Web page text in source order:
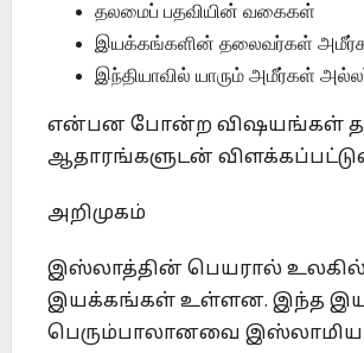
தலமைப் பதவியின் வகைகள்
இயக்கங்களின் தலைவர்கள்
இந்தியாவில் யாரும் அமீர்கள்
என்பன போன்ற விஷயங்கள்
ஆதாரங்களுடன்
அறிமுகம்
இஸ்லாத்தின் பெயரால்
இயக்கங்கள் உள்ளன. இந்த
பெரும்பாலானவை இஸ்லாமிய